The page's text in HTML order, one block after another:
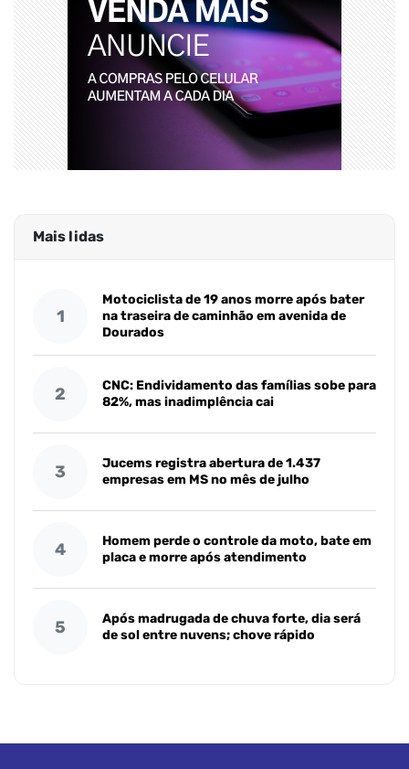
Mais lidas
1
Motociclista de 19 anos morre após bater
na traseira de caminhão em avenida de
Dourados
2
CNC: Endividamento das famílias sobe para
82%, mas inadimplência cai
3
Jucems registra abertura de 1.437
empresas em MS no mês de julho
4
Homem perde o controle da moto, bate em
placa e morre após atendimento
5
Após madrugada de chuva forte, dia será
de sol entre nuvens; chove rápido